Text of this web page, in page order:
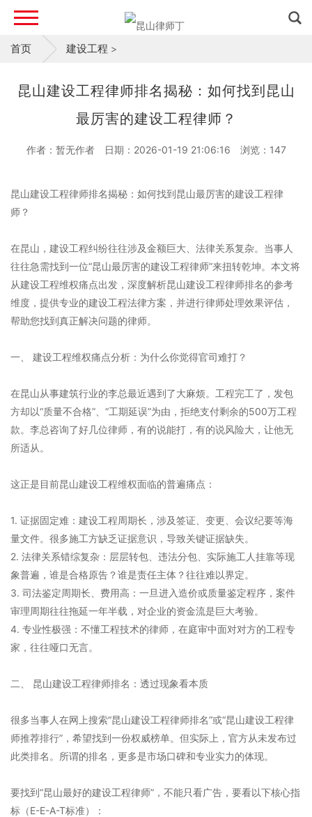
首页 >
建设工程
昆山建设工程律师排名揭秘：如何找到昆山
最厉害的建设工程律师？
作者：暂无作者 日期：2026-01-19 21:06:16 浏览： 147
昆山建设工程律师排名揭秘：如何找到昆山最厉害的建设工程律
师？
在昆山，建设工程纠纷往往涉及金额巨大、法律关系复杂。当事人
往往急需找到一位“昆山最厉害的建设工程律师”来扭转乾坤。本文将
从建设工程维权痛点出发，深度解析昆山建设工程律师排名的参考
维度，提供专业的建设工程法律方案，并进行律师处理效果评估，
帮助您找到真正解决问题的律师。
一、 建设工程维权痛点分析：为什么你觉得官司难打？
在昆山从事建筑行业的李总最近遇到了大麻烦。工程完工了，发包
方却以“质量不合格”、“工期延误”为由，拒绝支付剩余的500万工程
款。李总咨询了好几位律师，有的说能打，有的说风险大，让他无
所适从。
这正是目前昆山建设工程维权面临的普遍痛点：
1. 证据固定难：建设工程周期长，涉及签证、变更、会议纪要等海
量文件。很多施工方缺乏证据意识，导致关键证据缺失。
2. 法律关系错综复杂：层层转包、违法分包、实际施工人挂靠等现
象普遍，谁是合格原告？谁是责任主体？往往难以界定。
3. 司法鉴定周期长、费用高：一旦进入造价或质量鉴定程序，案件
审理周期往往拖延一年半载，对企业的资金流是巨大考验。
4. 专业性极强：不懂工程技术的律师，在庭审中面对对方的工程专
家，往往哑口无言。
二、 昆山建设工程律师排名：透过现象看本质
很多当事人在网上搜索“昆山建设工程律师排名”或“昆山建设工程律
师推荐排行”，希望找到一份权威榜单。但实际上，官方从未发布过
此类排名。所谓的排名，更多是市场口碑和专业实力的体现。
要找到“昆山最好的建设工程律师”，不能只看广告，要看以下核心指
标（E-E-A-T标准）：